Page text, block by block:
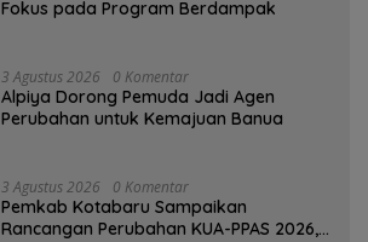
Fokus pada Program Berdampak
3 Agustus 2026 0 Komentar
‎Alpiya Dorong Pemuda Jadi Agen
Perubahan untuk Kemajuan Banua ‎
3 Agustus 2026 0 Komentar
Pemkab Kotabaru Sampaikan
Rancangan Perubahan KUA-PPAS 2026,